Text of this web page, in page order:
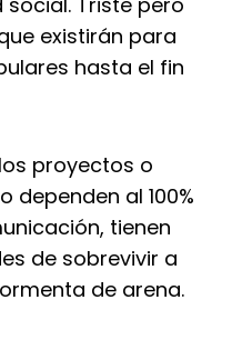
existirán para
hasta el fin
proyectos o
dependen al 100%
tienen
de sobrevivir a
de arena.